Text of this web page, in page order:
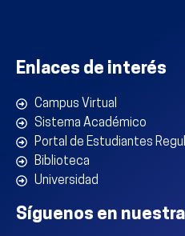
Enlaces de interés
Campus Virtual
Sistema Académico
Portal de Estudiantes
Biblioteca
Universidad
Síguenos en